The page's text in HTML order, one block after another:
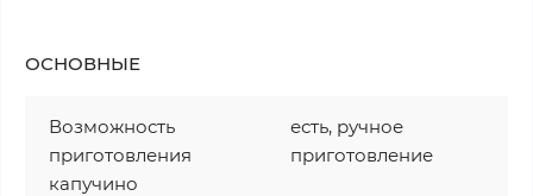
ОСНОВНЫЕ
Возможность
приготовления
капучино
есть, ручное
приготовление